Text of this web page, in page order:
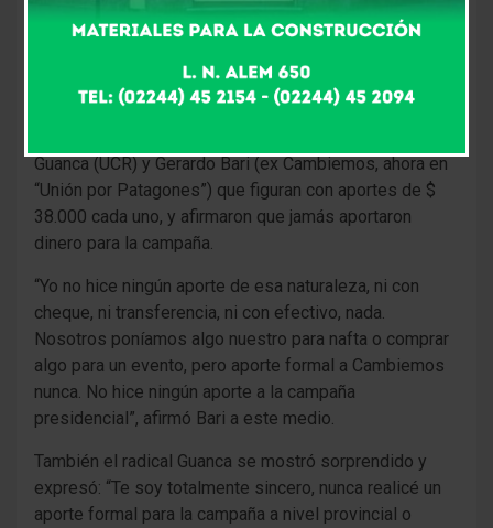
medio millón de pesos (en cada distrito).
llevó a la intendencia al oficialista José Luis Zara
aportó $ 530.000 a la campaña de Macri. Sin embargo,
Guanca (UCR) y Gerardo Bari (ex Cambiemos, ahora en
“Unión por Patagones”) que figuran con aportes de $
38.000 cada uno, y afirmaron que jamás aportaron
dinero para la campaña.
“Yo no hice ningún aporte de esa naturaleza, ni con
cheque, ni transferencia, ni con efectivo, nada.
Nosotros poníamos algo nuestro para nafta o comprar
algo para un evento, pero aporte formal a Cambiemos
nunca. No hice ningún aporte a la campaña
presidencial”, afirmó Bari a este medio.
También el radical Guanca se mostró sorprendido y
expresó: “Te soy totalmente sincero, nunca realicé un
aporte formal para la campaña a nivel provincial o